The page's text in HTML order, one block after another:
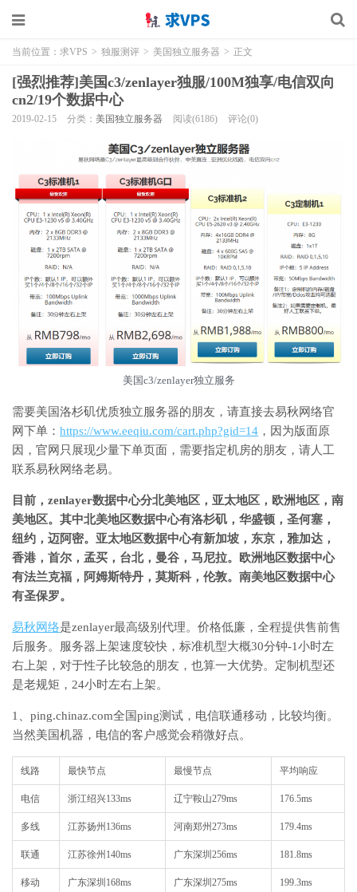
当前位置： 求VPS > 独服测评 > 美国独立服务器 > 正文
[强烈推荐]美国c3/zenlayer独服/100M独享/电信双向
cn2/19个数据中心
2019-02-15 分类： 美国独立服务器 阅读(6186) 评论(0)
美国c3/zenlayer独立服务
需要美国洛杉矶优质独立服务器的朋友，请直接去易秋网络官
网下单： https://www.eeqiu.com/cart.php?gid=14 ，因为版面原
因，官网只展现少量下单页面，需要指定机房的朋友，请人工
联系易秋网络老易。
目前，zenlayer数据中心分北美地区，亚太地区，欧洲地区，南
美地区。其中北美地区数据中心有洛杉矶，华盛顿，圣何塞，
纽约，迈阿密。亚太地区数据中心有新加坡，东京，雅加达，
香港，首尔，孟买，台北，曼谷，马尼拉。欧洲地区数据中心
有法兰克福，阿姆斯特丹，莫斯科，伦敦。南美地区数据中心
有圣保罗。
易秋网络是zenlayer最高级别代理。价格低廉，全程提供售前售
后服务。服务器上架速度较快，标准机型大概30分钟-1小时左
右上架，对于性子比较急的朋友，也算一大优势。定制机型还
是老规矩，24小时左右上架。
1、ping.chinaz.com全国ping测试，电信联通移动，比较均衡。
当然美国机器，电信的客户感觉会稍微好点。
线路 最快节点 最慢节点 平均响应
电信 浙江绍兴133ms 辽宁鞍山279ms 176.5ms
多线 江苏扬州136ms 河南郑州273ms 179.4ms
联通 江苏徐州140ms 广东深圳256ms 181.8ms
移动 广东深圳168ms 广东深圳275ms 199.3ms